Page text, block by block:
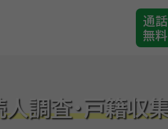
通話
無料
調査・戸籍収